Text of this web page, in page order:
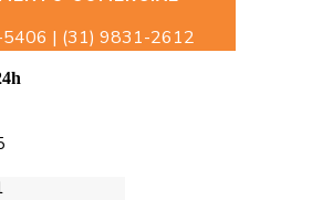
| (31) 9831-2612